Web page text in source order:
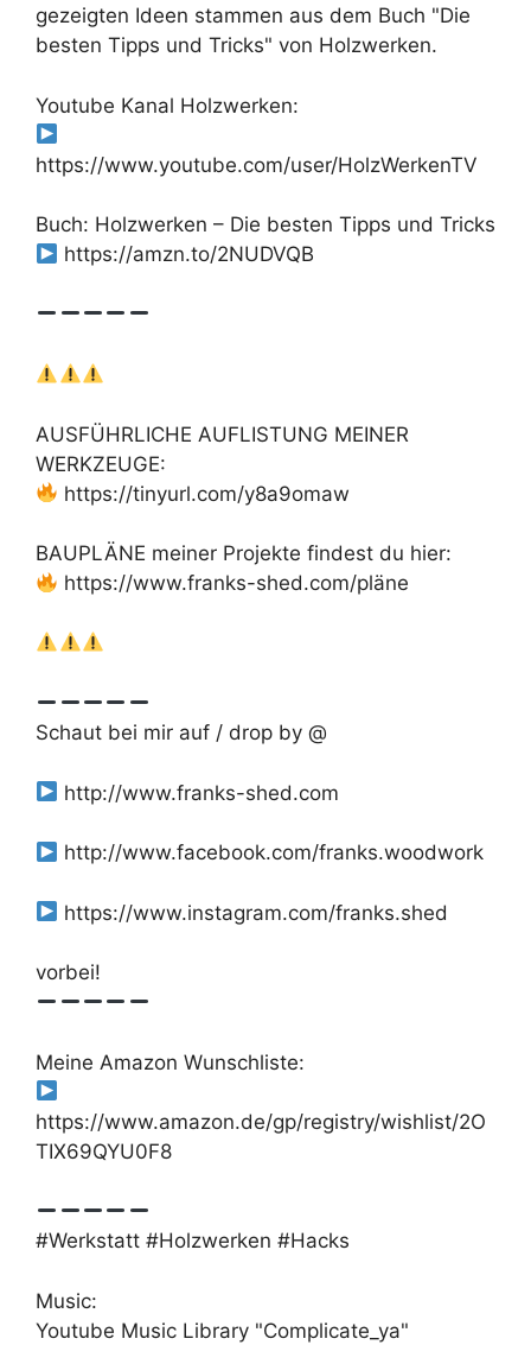
gezeigten Ideen stammen aus dem Buch "Die
besten Tipps und Tricks" von Holzwerken.
Youtube Kanal Holzwerken:
https://www.youtube.com/user/HolzWerkenTV
Buch: Holzwerken – Die besten Tipps und Tricks
https://amzn.to/2NUDVQB
AUSFÜHRLICHE AUFLISTUNG MEINER
WERKZEUGE:
https://tinyurl.com/y8a9omaw
BAUPLÄNE meiner Projekte findest du hier:
https://www.franks-shed.com/pläne
Schaut bei mir auf / drop by @
http://www.franks-shed.com
http://www.facebook.com/franks.woodwork
https://www.instagram.com/franks.shed
vorbei!
Meine Amazon Wunschliste:
https://www.amazon.de/gp/registry/wishlist/2O
TIX69QYU0F8
#Werkstatt #Holzwerken #Hacks
Music:
Youtube Music Library "Complicate_ya"